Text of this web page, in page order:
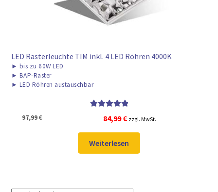
LED Rasterleuchte TIM inkl. 4 LED Röhren 4000K
► bis zu 60W LED
► BAP-Raster
► LED Röhren austauschbar
von 5
97,99€
Ursprünglicher
war:
97,99 €
84,99€Aktueller
ist:
84,99 €.
zzgl. MwSt.
Weiterlesen